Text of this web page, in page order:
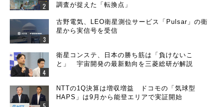
調査が捉えた「転換点」
古野電気、LEO衛星測位サービス「Pulsar」の衛
星から実信号を受信
衛星コンステ、日本の勝ち筋は「負けないこ
と」 宇宙開発の最新動向を三菱総研が解説
NTTの1Q決算は増収増益 ドコモの「気球型
HAPS」は9月から能登エリアで実証開始